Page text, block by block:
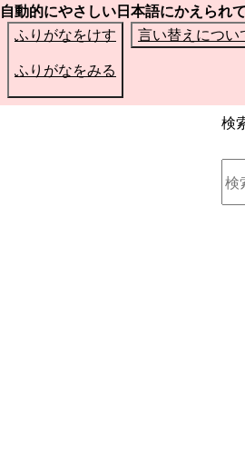
自動的にやさしい日本語にかえられ
ふりがなをけす
ふりがなをみる
言い替えについ
検